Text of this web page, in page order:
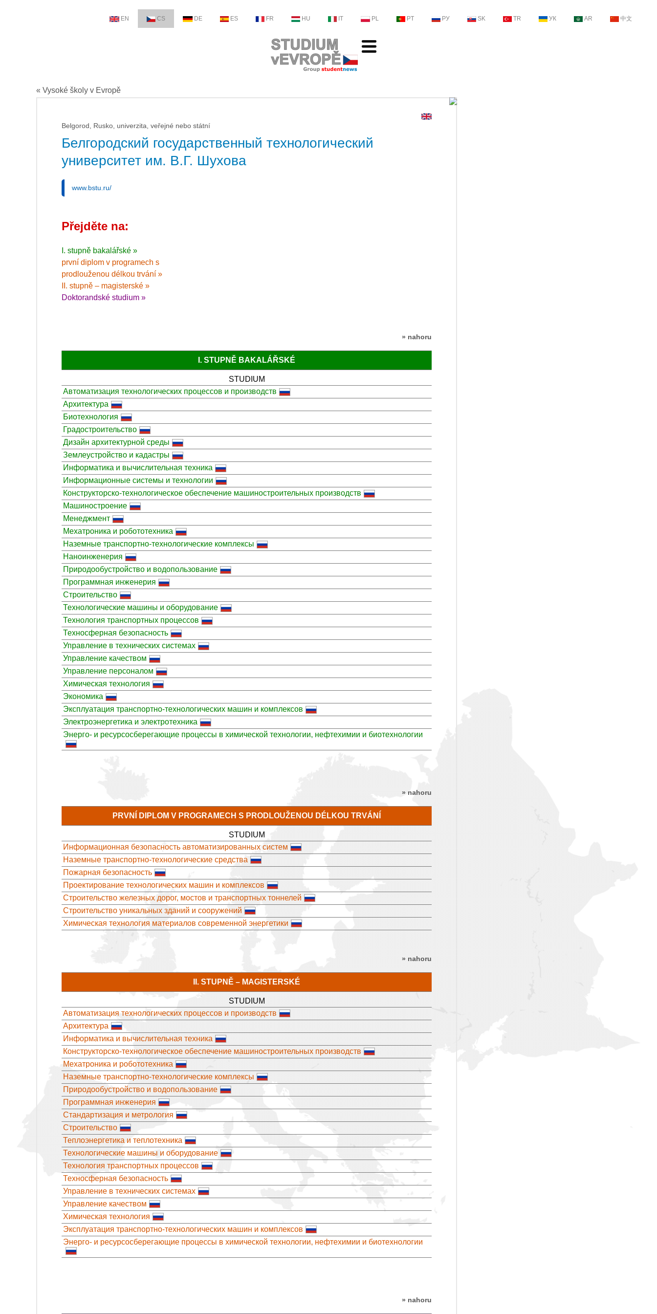
EN CS DE ES FR HU IT PL PT РУ SK TR УК AR 中文
« Vysoké školy v Evropě
Belgorod, Rusko, univerzita, veřejné nebo státní
Белгородский государственный технологический
университет им. В.Г. Шухова
www.bstu.ru/
Přejděte na:
I. stupně bakalářské »
první diplom v programech s
prodlouženou délkou trvání »
II. stupně – magisterské »
Doktorandské studium »
» nahoru
I. STUPNĚ BAKALÁŘSKÉ
STUDIUM
Автоматизация технологических процессов и производств
Архитектура
Биотехнология
Градостроительство
Дизайн архитектурной среды
Землеустройство и кадастры
Информатика и вычислительная техника
Информационные системы и технологии
Конструкторско-технологическое обеспечение машиностроительных производств
Машиностроение
Менеджмент
Мехатроника и робототехника
Наземные транспортно-технологические комплексы
Наноинженерия
Природообустройство и водопользование
Программная инженерия
Строительство
Технологические машины и оборудование
Технология транспортных процессов
Техносферная безопасность
Управление в технических системах
Управление качеством
Управление персоналом
Химическая технология
Экономика
Эксплуатация транспортно-технологических машин и комплексов
Электроэнергетика и электротехника
Энерго- и ресурсосберегающие процессы в химической технологии, нефтехимии и биотехнологии
» nahoru
PRVNÍ DIPLOM V PROGRAMECH S PRODLOUŽENOU DÉLKOU TRVÁNÍ
STUDIUM
Информационная безопасность автоматизированных систем
Наземные транспортно-технологические средства
Пожарная безопасность
Проектирование технологических машин и комплексов
Строительство железных дорог, мостов и транспортных тоннелей
Строительство уникальных зданий и сооружений
Химическая технология материалов современной энергетики
» nahoru
II. STUPNĚ – MAGISTERSKÉ
STUDIUM
Автоматизация технологических процессов и производств
Архитектура
Информатика и вычислительная техника
Конструкторско-технологическое обеспечение машиностроительных производств
Мехатроника и робототехника
Наземные транспортно-технологические комплексы
Природообустройство и водопользование
Программная инженерия
Стандартизация и метрология
Строительство
Теплоэнергетика и теплотехника
Технологические машины и оборудование
Технология транспортных процессов
Техносферная безопасность
Управление в технических системах
Управление качеством
Химическая технология
Эксплуатация транспортно-технологических машин и комплексов
Энерго- и ресурсосберегающие процессы в химической технологии, нефтехимии и биотехнологии
» nahoru